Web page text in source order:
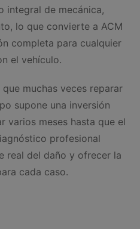
integral de mecánica,
lo que convierte a ACM
completa para cualquier
el vehículo.
muchas veces reparar
supone una inversión
varios meses hasta que el
profesional
real del daño y ofrecer la
cada caso.